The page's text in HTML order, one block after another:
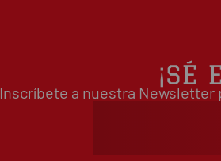
¡SÉ
Inscríbete a nuestra Newsletter